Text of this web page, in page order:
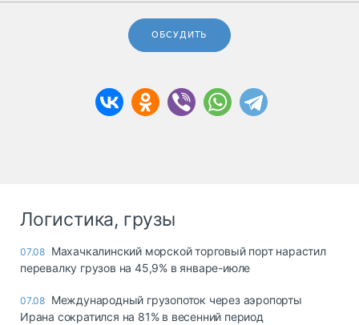
ОБСУДИТЬ
Логистика, грузы
07.08 Махачкалинский морской торговый порт нарастил
перевалку грузов на 45,9% в январе-июле
07.08 Международный грузопоток через аэропорты
Ирана сократился на 81% в весенний период